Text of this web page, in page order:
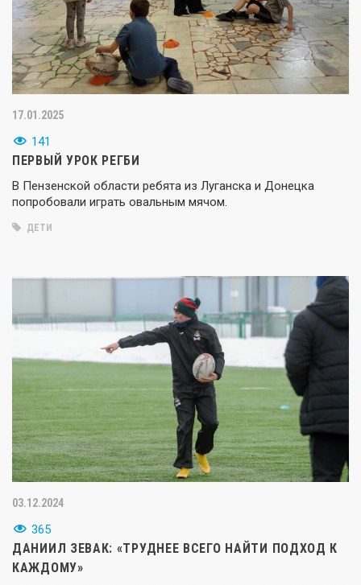
17.01.2025
141
ПЕРВЫЙ УРОК РЕГБИ
В Пензенской области ребята из Луганска и Донецка
попробовали играть овальным мячом.
ДЕТИ
03.12.2024
365
ДАНИИЛ ЗЕВАК: «ТРУДНЕЕ ВСЕГО НАЙТИ ПОДХОД К
КАЖДОМУ»